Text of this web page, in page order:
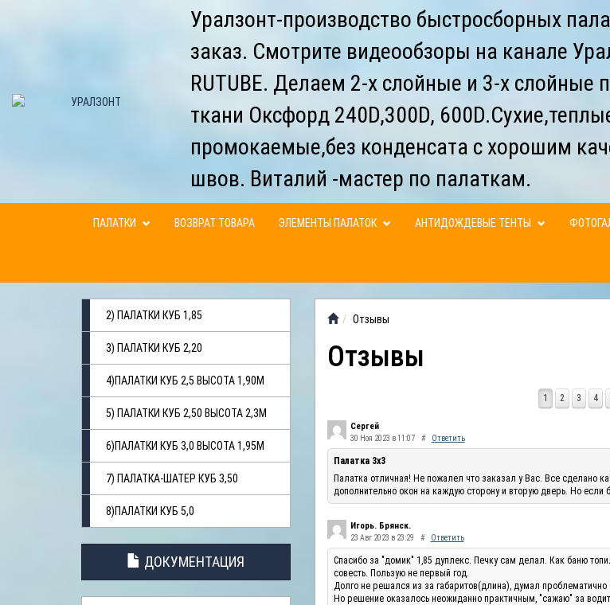
Уралзонт-производство быстросборных
заказ. Смотрите видеообзоры на канале
RUTUBE. Делаем 2-х слойные и 3-х слойные
ткани Оксфорд 240D,300D,
промокаемые,без конденсата с хорошим
швов. Виталий -мастер по палаткам.
ПАЛАТКИ ВОЗВРАТ ТОВАРА ЭЛЕМЕНТЫ ПАЛАТОК АНТИДОЖДЕВЫЕ ТЕНТЫ
2) ПАЛАТКИ КУБ 1,85
3) ПАЛАТКИ КУБ 2,20
4)ПАЛАТКИ КУБ 2,5 ВЫСОТА 1,90М
5) ПАЛАТКИ КУБ 2,50 ВЫСОТА 2,3М
6)ПАЛАТКИ КУБ 3,0 ВЫСОТА 1,95М
7) ПАЛАТКА-ШАТЕР КУБ 3,50
8)ПАЛАТКИ КУБ 5,0
ДОКУМЕНТАЦИЯ
Отзывы
Отзывы
1 2 3 4
Сергей
30 Ноя 2023 в 11:07 # Ответить
Палатка 3х3
Палатка отличная! Не пожалел что заказал у Вас. Все сделано
дополнительно окон на каждую сторону и вторую дверь. Но если
Игорь. Брянск.
23 Авг 2023 в 23:29 # Ответить
Спасибо за "домик" 1,85 дуплекс. Печку сам делал. Как баню
совесть. Пользую не первый год.
Долго не решался из за габаритов(длина), думал
Но решение оказалось неожиданно практичным, "сажаю" за